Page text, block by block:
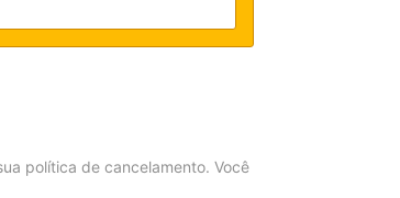
política de cancelamento. Você